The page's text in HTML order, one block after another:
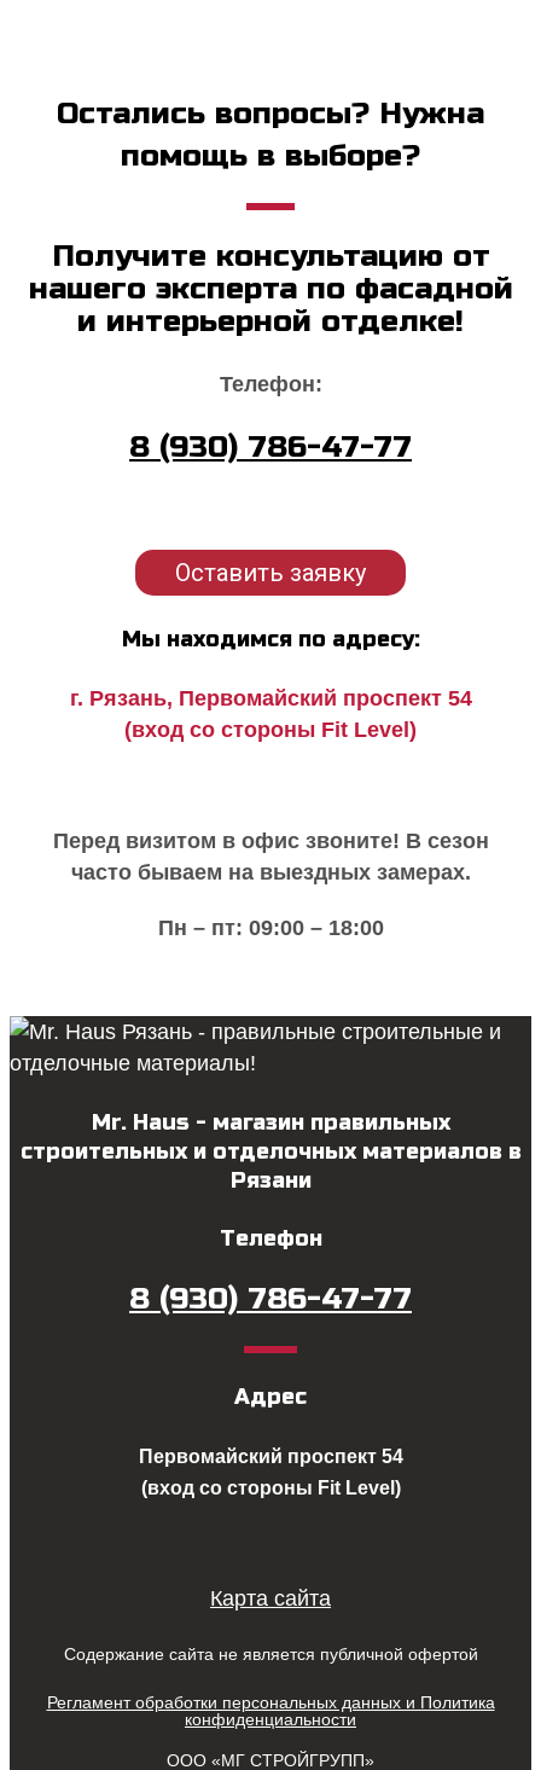
Остались вопросы? Нужна
помощь в выборе?
Получите консультацию от
нашего эксперта по фасадной
и интерьерной отделке!
Телефон:
8 (930) 786-47-77
Оставить заявку
Мы находимся по адресу:
г. Рязань, Первомайский проспект 54
(вход со стороны Fit Level)
Перед визитом в офис звоните! В сезон
часто бываем на выездных замерах.
Пн – пт: 09:00 – 18:00
Mr. Haus - магазин правильных
строительных и отделочных материалов в
Рязани
Телефон
8 (930) 786-47-77
Адрес
Первомайский проспект 54
(вход со стороны Fit Level)
Карта сайта
Содержание сайта не является публичной офертой
Регламент обработки персональных данных и Политика
конфиденциальности
ООО «МГ СТРОЙГРУПП»